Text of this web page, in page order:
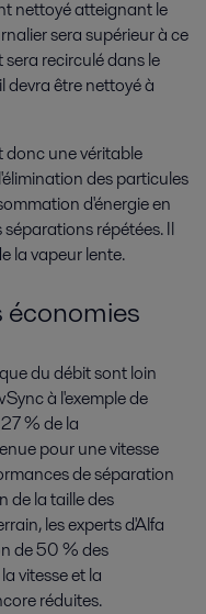
nettoyé atteignant le
sera supérieur à ce
recirculé dans le
devra être nettoyé à
une véritable
des particules
d'énergie en
répétées. Il
la vapeur lente.
économies
du débit sont loin
à l'exemple de
% de la
pour une vitesse
de séparation
de la taille des
les experts d'Alfa
de 50 % des
vitesse et la
réduites.